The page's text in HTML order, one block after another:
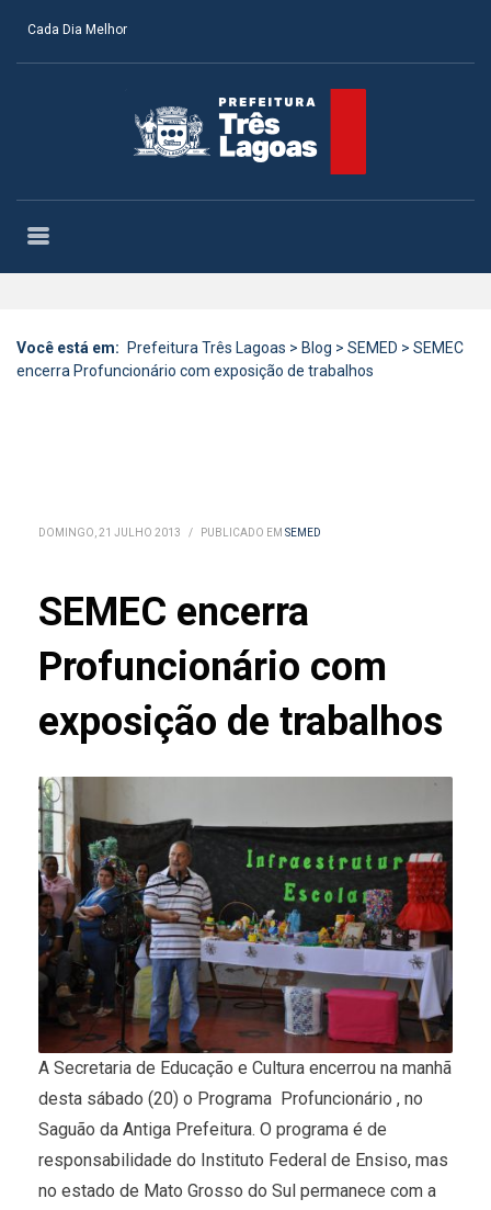
Cada Dia Melhor
Você está em: Prefeitura Três Lagoas > Blog > SEMED > SEMEC
encerra Profuncionário com exposição de trabalhos
DOMINGO, 21 JULHO 2013 / PUBLICADO EM SEMED
SEMEC encerra
Profuncionário com
exposição de trabalhos
A Secretaria de Educação e Cultura encerrou na manhã
desta sábado (20) o Programa Profuncionário , no
Saguão da Antiga Prefeitura. O programa é de
responsabilidade do Instituto Federal de Ensiso, mas
no estado de Mato Grosso do Sul permanece com a